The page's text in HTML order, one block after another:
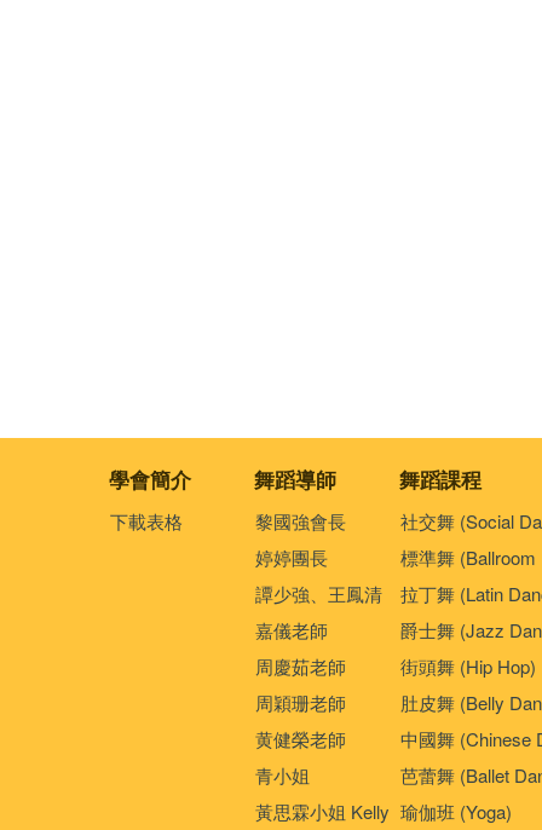
學會簡介 舞蹈導師 舞蹈課程
下載表格
黎國強會長
婷婷團長
譚少強、王鳳清
嘉儀老師
周慶茹老師
周穎珊老師
黄健榮老師
青小姐
黃思霖小姐 Kelly
社交舞 (Social
標準舞 (Ballroom
拉丁舞 (Latin
爵士舞 (Jazz
街頭舞 (Hip Hop)
肚皮舞 (Belly
中國舞 (Chinese
芭蕾舞 (Ballet
瑜伽班 (Yoga)